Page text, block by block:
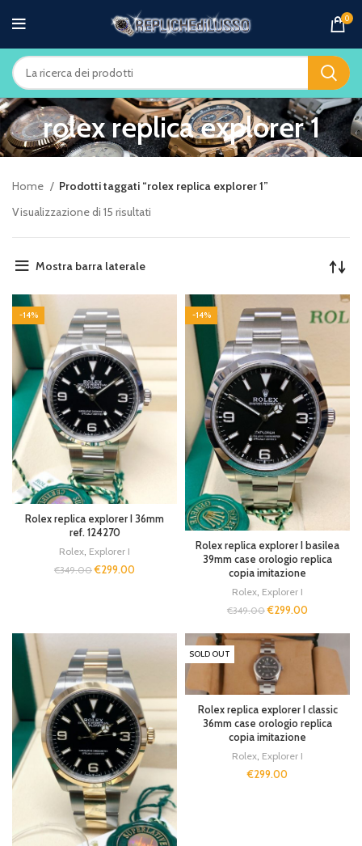
0
rolex replica explorer 1
Home
Prodotti taggati “rolex replica explorer 1”
Visualizzazione di 15 risultati
Mostra barra laterale
-14%
Rolex replica explorer I 36mm
ref. 124270
Rolex, Explorer I
€349.00 €299.00
-14%
Rolex replica explorer I basilea
39mm case orologio replica
copia imitazione
Rolex Explorer I
€349.00 €299.00
SOLD OUT
Rolex replica explorer I classic
36mm case orologio replica
copia imitazione
Rolex Explorer I
€299.00